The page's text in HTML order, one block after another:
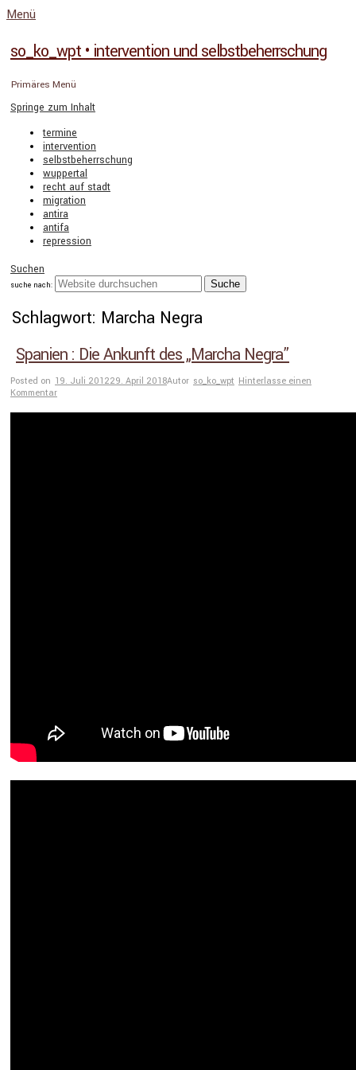
Menü
so_ko_wpt • intervention und selbstbeherrschung
Primäres Menü
Springe zum Inhalt
termine
intervention
selbstbeherrschung
wuppertal
recht auf stadt
migration
antira
antifa
repression
Suchen
suche nach:
Schlagwort: Marcha Negra
Spanien : Die Ankunft des „Marcha Negra”
Posted on 19. Juli 201229. April 2018Autor so_ko_wpt Hinterlasse einen
Kommentar